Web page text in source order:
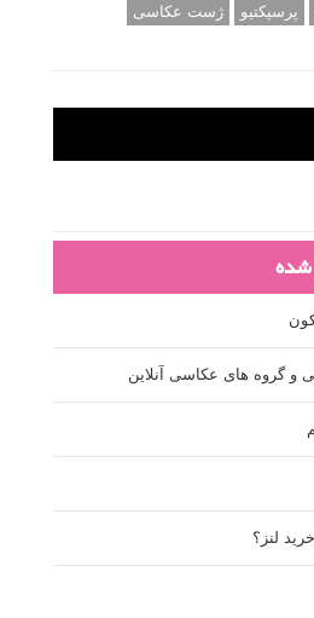
پرسپکتیو ژست عکاسی
شده
و گروه های عکاسی آنلاین